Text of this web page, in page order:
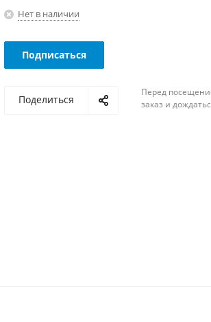
Нет в наличии
Подписаться
Поделиться
Перед
заказ и